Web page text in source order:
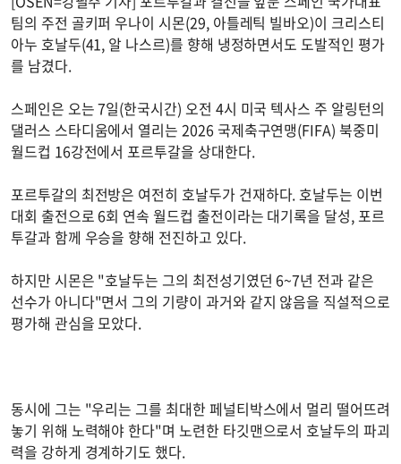
팀의 주전 골키퍼 우나이 시몬(29, 아틀레틱 빌바오)이 크리스티
아누 호날두(41, 알 나스르)를 향해 냉정하면서도 도발적인 평가
를 남겼다.
스페인은 오는 7일(한국시간) 오전 4시 미국 텍사스 주 알링턴의
댈러스 스타디움에서 열리는 2026 국제축구연맹(FIFA) 북중미
월드컵 16강전에서 포르투갈을 상대한다.
포르투갈의 최전방은 여전히 호날두가 건재하다. 호날두는 이번
대회 출전으로 6회 연속 월드컵 출전이라는 대기록을 달성, 포르
투갈과 함께 우승을 향해 전진하고 있다.
하지만 시몬은 "호날두는 그의 최전성기였던 6~7년 전과 같은
선수가 아니다"면서 그의 기량이 과거와 같지 않음을 직설적으로
평가해 관심을 모았다.
동시에 그는 "우리는 그를 최대한 페널티박스에서 멀리 떨어뜨려
놓기 위해 노력해야 한다"며 노련한 타깃맨으로서 호날두의 파괴
력을 강하게 경계하기도 했다.